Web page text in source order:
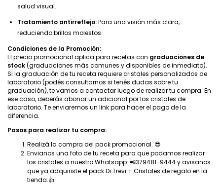
salud visual.
Tratamiento antirreflejo:Para una visión más clara,
reduciendo brillos molestos.
Condiciones de la Promoción:
El precio promocional aplica para recetas con graduaciones de
stock(graduaciones más comunes y disponibles de inmediato).
Si la graduación de tu receta requiere cristales personalizados de
laboratorio (podés consultarnos si tenés dudas sobre tu
graduación), te vamos a contactar luego de realizar tu compra. En
ese caso, deberás abonar un adicional por los cristales de
laboratorio. Te enviaremos un link para hacer el pago de la
diferencia.
Pasos para realizar tu compra:
Realizá la compra del pack promocional. 😎
Envianos una foto de tu receta para que podamos realizar
los cristales a nuestro Whatsapp: 📲379481-9444 y avisanos
que ya adquiriste el pack Di Trevi + Cristales de regalo en la
tienda.👍